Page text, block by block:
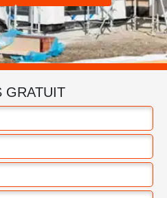
GRATUIT